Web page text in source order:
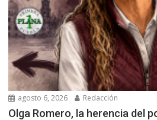
agosto 6, 2026 Redacción
Olga Romero, la herencia del